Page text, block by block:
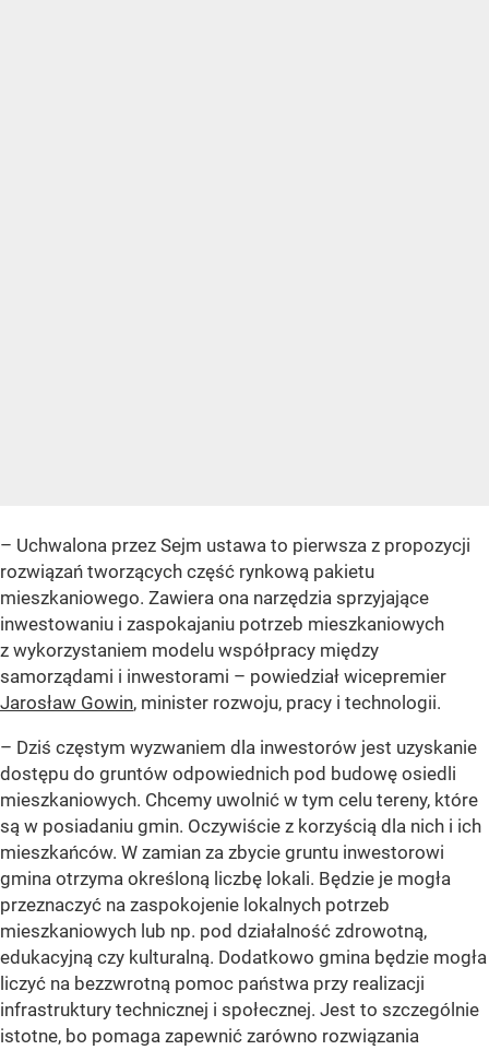
– Uchwalona przez Sejm ustawa to pierwsza z propozycji
rozwiązań tworzących część rynkową pakietu
mieszkaniowego. Zawiera ona narzędzia sprzyjające
inwestowaniu i zaspokajaniu potrzeb mieszkaniowych
z wykorzystaniem modelu współpracy między
samorządami i inwestorami – powiedział wicepremier
Jarosław Gowin, minister rozwoju, pracy i technologii.
– Dziś częstym wyzwaniem dla inwestorów jest uzyskanie
dostępu do gruntów odpowiednich pod budowę osiedli
mieszkaniowych. Chcemy uwolnić w tym celu tereny, które
są w posiadaniu gmin. Oczywiście z korzyścią dla nich i ich
mieszkańców. W zamian za zbycie gruntu inwestorowi
gmina otrzyma określoną liczbę lokali. Będzie je mogła
przeznaczyć na zaspokojenie lokalnych potrzeb
mieszkaniowych lub np. pod działalność zdrowotną,
edukacyjną czy kulturalną. Dodatkowo gmina będzie mogła
liczyć na bezzwrotną pomoc państwa przy realizacji
infrastruktury technicznej i społecznej. Jest to szczególnie
istotne, bo pomaga zapewnić zarówno rozwiązania